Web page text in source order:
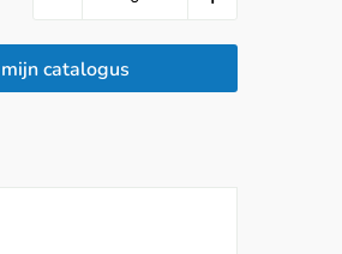
catalogus